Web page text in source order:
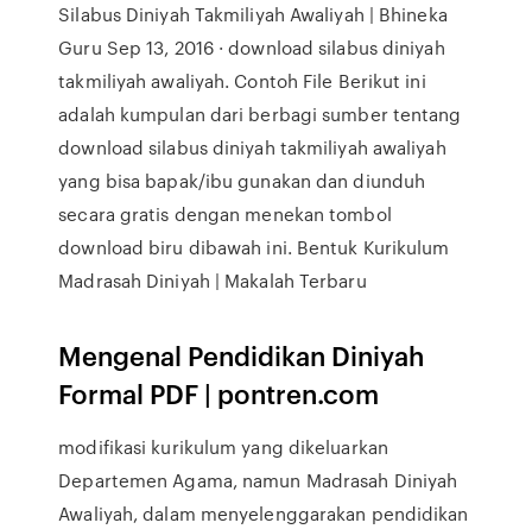
Silabus Diniyah Takmiliyah Awaliyah | Bhineka
Guru Sep 13, 2016 · download silabus diniyah
takmiliyah awaliyah. Contoh File Berikut ini
adalah kumpulan dari berbagi sumber tentang
download silabus diniyah takmiliyah awaliyah
yang bisa bapak/ibu gunakan dan diunduh
secara gratis dengan menekan tombol
download biru dibawah ini. Bentuk Kurikulum
Madrasah Diniyah | Makalah Terbaru
Mengenal Pendidikan Diniyah
Formal PDF | pontren.com
modifikasi kurikulum yang dikeluarkan
Departemen Agama, namun Madrasah Diniyah
Awaliyah, dalam menyelenggarakan pendidikan